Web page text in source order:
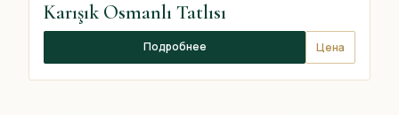
Karışık Osmanlı Tatlısı
Подробнее Цена